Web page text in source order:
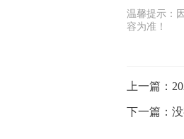
温馨提示：
容为准！
上一篇：
下一篇：